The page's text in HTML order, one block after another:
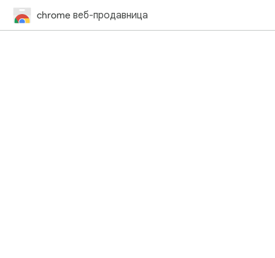
chrome веб-продавница